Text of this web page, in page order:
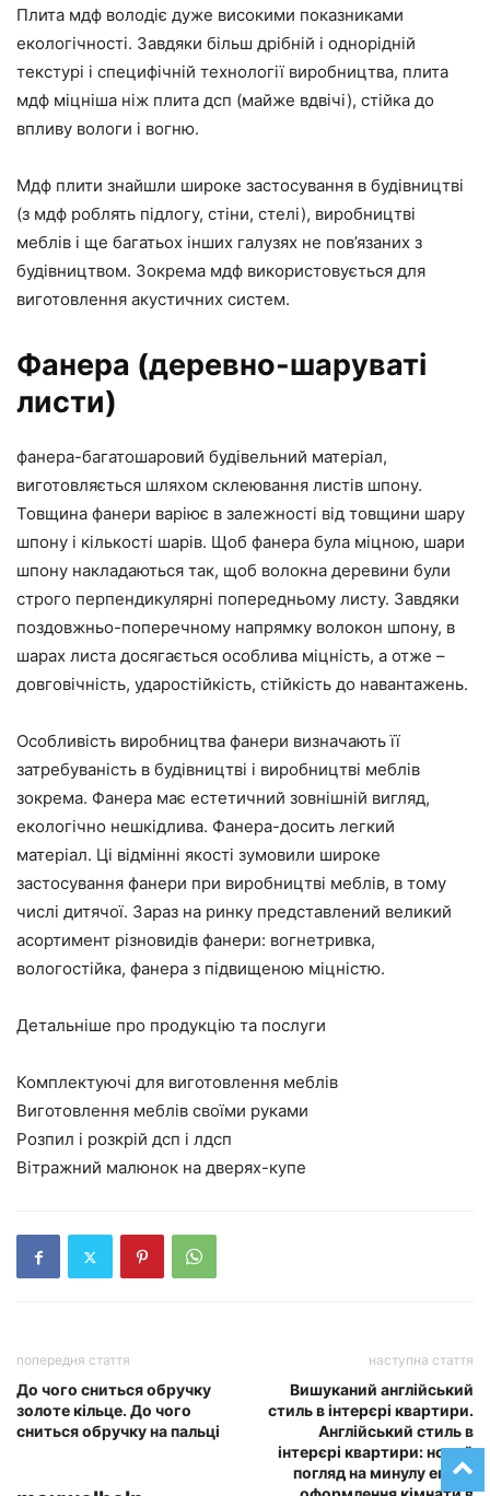
Плита мдф володіє дуже високими показниками
екологічності. Завдяки більш дрібній і однорідній
текстурі і специфічній технології виробництва, плита
мдф міцніша ніж плита дсп (майже вдвічі), стійка до
впливу вологи і вогню.
Мдф плити знайшли широке застосування в будівництві
(з мдф роблять підлогу, стіни, стелі), виробництві
меблів і ще багатьох інших галузях не пов’язаних з
будівництвом. Зокрема мдф використовується для
виготовлення акустичних систем.
Фанера (деревно-шаруваті
листи)
фанера-багатошаровий будівельний матеріал,
виготовляється шляхом склеювання листів шпону.
Товщина фанери варіює в залежності від товщини шару
шпону і кількості шарів. Щоб фанера була міцною, шари
шпону накладаються так, щоб волокна деревини були
строго перпендикулярні попередньому листу. Завдяки
поздовжньо-поперечному напрямку волокон шпону, в
шарах листа досягається особлива міцність, а отже –
довговічність, ударостійкість, стійкість до навантажень.
Особливість виробництва фанери визначають її
затребуваність в будівництві і виробництві меблів
зокрема. Фанера має естетичний зовнішній вигляд,
екологічно нешкідлива. Фанера-досить легкий
матеріал. Ці відмінні якості зумовили широке
застосування фанери при виробництві меблів, в тому
числі дитячої. Зараз на ринку представлений великий
асортимент різновидів фанери: вогнетривка,
вологостійка, фанера з підвищеною міцністю.
Детальніше про продукцію та послуги
Комплектуючі для виготовлення меблів
Виготовлення меблів своїми руками
Розпил і розкрій дсп і лдсп
Вітражний малюнок на дверях-купе
попередня стаття
До чого сниться обручку
золоте кільце. До чого
сниться обручку на пальці
наступна стаття
Вишуканий англійський
стиль в інтерєрі квартири.
Англійський стиль в
інтерєрі квартири: новий
погляд на минулу епоху